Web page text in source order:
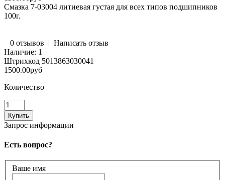
Смазка 7-03004 литиевая густая для всех типов подшипников
100г.
0 отзывов | Написать отзыв
Наличие: 1
Штрихкод 5013863030041
1500.00руб
Количество
Запрос информации
Есть вопрос?
Ваше имя